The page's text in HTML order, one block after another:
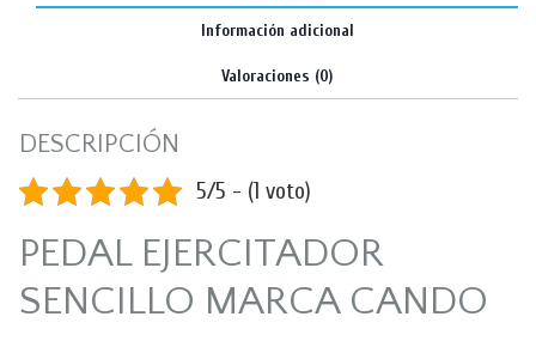
Información adicional
Valoraciones (0)
DESCRIPCIÓN
5/5 - (1 voto)
PEDAL EJERCITADOR
SENCILLO MARCA CANDO